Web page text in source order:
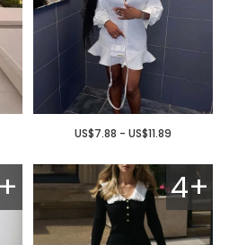
US$7.88 - US$11.89
4+